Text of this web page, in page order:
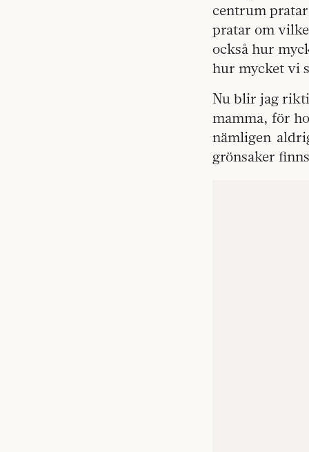
centrum
pratar om
också hur
hur mycket vi
Nu blir jag
mamma, för
nämligen
grönsaker